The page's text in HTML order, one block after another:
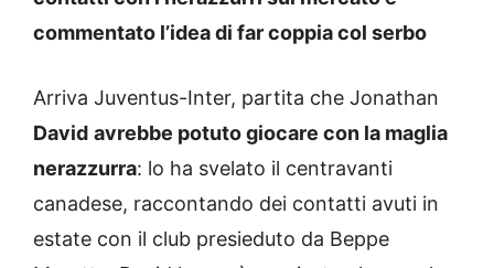
commentato l’idea di far coppia col serbo
Arriva Juventus-Inter, partita che Jonathan
David avrebbe potuto giocare con la maglia
nerazzurra: lo ha svelato il centravanti
canadese, raccontando dei contatti avuti in
estate con il club presieduto da Beppe